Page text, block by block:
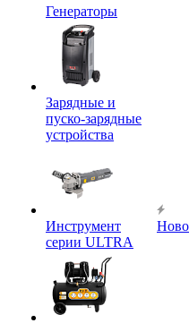
Генераторы
Зарядные и
пуско-зарядные
устройства
Инструмент
серии ULTRA